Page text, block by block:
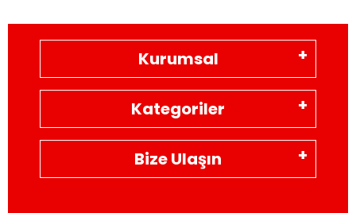
Kurumsal
Kategoriler
Bize Ulaşın